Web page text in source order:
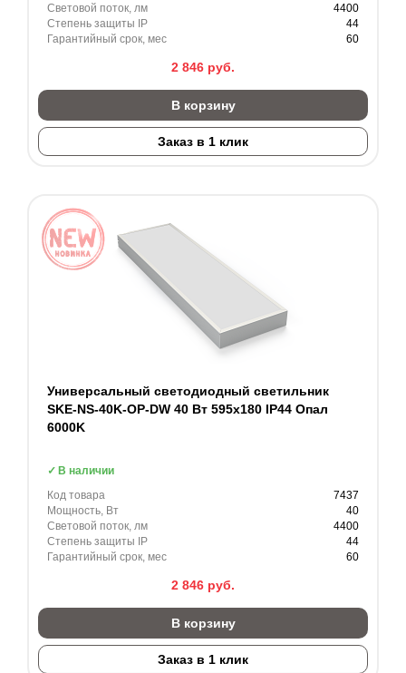
Световой поток, лм
4400
Степень защиты IP
44
Гарантийный срок, мес
60
2 846 руб.
В корзину
Заказ в 1 клик
Универсальный светодиодный светильник
SKE-NS-40K-OP-DW 40 Вт 595x180 IP44 Опал
6000K
В наличии
Код товара
7437
Мощность, Вт
40
Световой поток, лм
4400
Степень защиты IP
44
Гарантийный срок, мес
60
2 846 руб.
В корзину
Заказ в 1 клик